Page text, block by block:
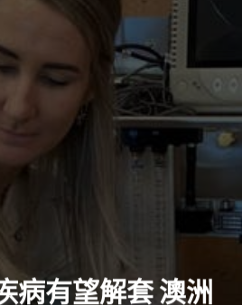
病有望解套 澳洲